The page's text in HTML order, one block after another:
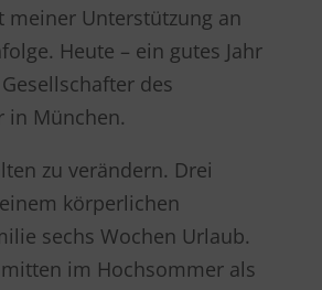
Unterstützung an
Heute – ein gutes Jahr
des
in München.
zu verändern. Drei
körperlichen
sechs Wochen Urlaub.
im Hochsommer als